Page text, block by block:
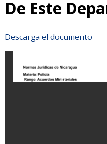
De Este
Descarga el documento